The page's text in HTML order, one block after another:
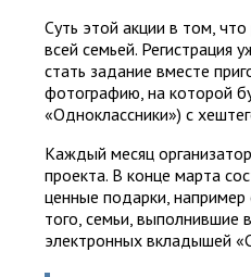
Суть этой акции в том,
всей семьей.
стать задание вместе
фотографию, на которой
«Одноклассники») с
Каждый месяц
проекта. В конце марта
ценные подарки,
того, семьи, выполнившие
электронных вкладышей